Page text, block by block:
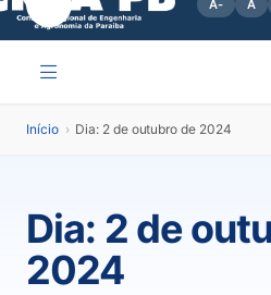
A- A
Início › Dia: 2 de outubro de 2024
Dia: 2 de
2024